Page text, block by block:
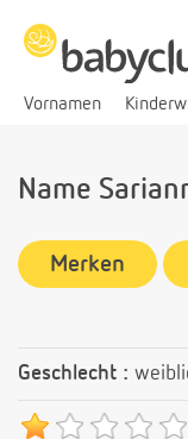
Vornamen
Name
Merken
Geschlecht :